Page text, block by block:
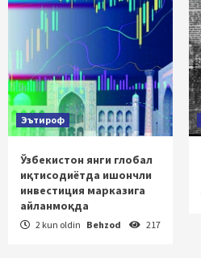
Эътироф
Ўзбекистон янги глобал
иқтисодиётда ишончли
инвестиция марказига
айланмоқда
2 kun oldin Behzod 217